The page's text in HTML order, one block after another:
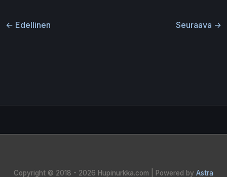
← Edellinen Seuraava →
Copyright © 2018 - 2026 Hupinurkka.com | Powered by Astra